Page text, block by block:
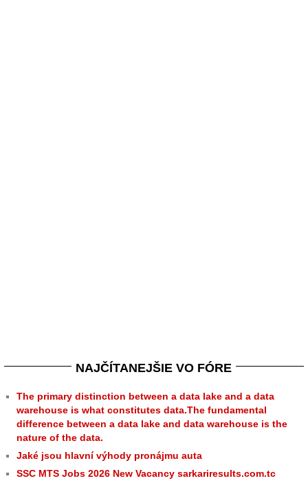
NAJČÍTANEJŠIE VO FÓRE
The primary distinction between a data lake and a data
warehouse is what constitutes data.The fundamental
difference between a data lake and data warehouse is the
nature of the data.
Jaké jsou hlavní výhody pronájmu auta
SSC MTS Jobs 2026 New Vacancy sarkariresults.com.tc